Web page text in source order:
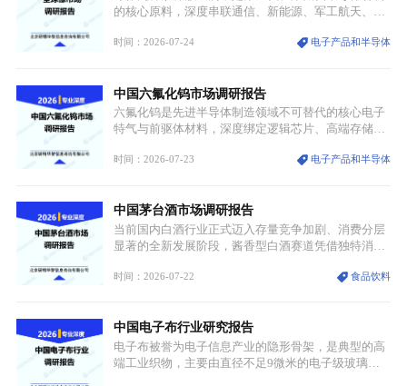
统服饰品牌、文旅企业等跨界入局，市场活力持续释
的核心原料，深度串联通信、新能源、军工航天、光
与大国科技博弈的关键战略资源。镓并非传统大宗金
领域渗透”的战略体系，成为全球科技产业运转的刚
需资源。
时间：2026-07-24 电子产品和半导体
中国六氟化钨市场调研报告
六氟化钨是先进半导体制造领域不可替代的核心电子
特气与前驱体材料，深度绑定逻辑芯片、高端存储芯
沉积（CVD）、原子层沉积（ALD）工艺专用前驱体
密制造流程。
时间：2026-07-23 电子产品和半导体
中国茅台酒市场调研报告
当前国内白酒行业正式迈入存量竞争加剧、消费分层
显著的全新发展阶段，酱香型白酒赛道凭借独特消费
道。贵州茅台凭借独一无二的核心产区壁垒、刚性产
业。
时间：2026-07-22 食品饮料
中国电子布行业研究报告
电子布被誉为电子信息产业的隐形骨架，是典型的高
端工业织物，主要由直径不足9微米的电子级玻璃纤